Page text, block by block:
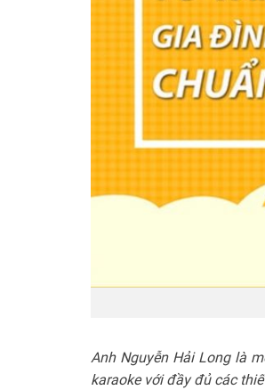
Anh Nguyễn Hải Long là
karaoke với đầy đủ các